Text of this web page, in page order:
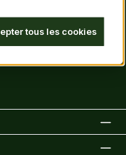
tous les cookies